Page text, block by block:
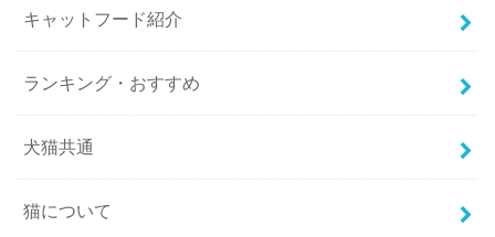
キャットフード紹介
ランキング・おすすめ
犬猫共通
猫について